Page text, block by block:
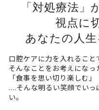
「対処療法」
視点に
あなたの人生
口腔ケアに力を入れること
そんなことをお考えになっ
「食事を思い切り楽しむ」
....そんな明るい笑顔でい
い。